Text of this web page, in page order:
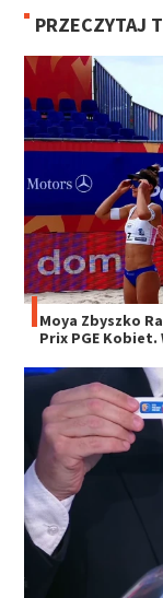
PRZECZYTAJ
Moya Zbyszko
Prix PGE